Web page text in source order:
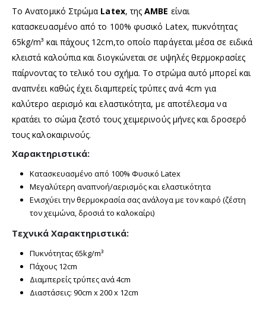
Το Ανατομικό Στρώμα Latex, τηςAMBE είναι
κατασκευασμένο από το 100% φυσικό Latex, πυκνότητας
65kg/m³ και πάχους 12cm,το οποίο παράγεται μέσα σε ειδικά
κλειστά καλούπια και διογκώνεται σε υψηλές θερμοκρασίες
παίρνοντας το τελικό του σχήμα. Το στρώμα αυτό μπορεί και
αναπνέει καθώς έχει διαμπερείς τρύπες ανά 4cm για
καλύτερο αερισμό και ελαστικότητα, με αποτέλεσμα να
κρατάει το σώμα ζεστό τους χειμερινούς μήνες και δροσερό
τους καλοκαιρινούς.
Χαρακτηριστικά:
Κατασκευασμένο από 100% Φυσικό Latex
Μεγαλύτερη αναπνοή/αερισμός και ελαστικότητα
Ενισχύει την θερμοκρασία σας ανάλογα με τον καιρό (ζέστη
τον χειμώνα, δροσιά το καλοκαίρι)
Τεχνικά Χαρακτηριστικά:
Πυκνότητας 65kg/m³
Πάχους 12cm
Διαμπερείς τρύπες ανά 4cm
Διαστάσεις: 90cm x 200 x 12cm